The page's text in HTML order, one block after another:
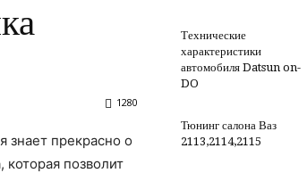
1280
знает прекрасно о
которая позволит
Технические
характеристики
автомобиля Datsun on-
DO
Тюнинг салона Ваз
2113,2114,2115